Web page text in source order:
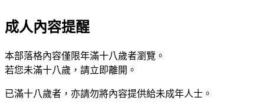
成人內容提醒
本部落格內容僅限年滿十八歲者瀏覽。
若您未滿十八歲，請立即離開。
已滿十八歲者，亦請勿將內容提供給未成年人士。